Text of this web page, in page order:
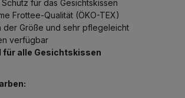
für das Gesichtskissen
Frottee-Qualität (ÖKO-TEX)
der Größe und sehr pflegeleicht
verfügbar
für alle Gesichtskissen